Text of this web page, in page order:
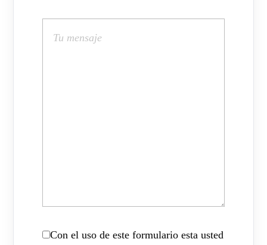
Con el uso de este formulario esta usted